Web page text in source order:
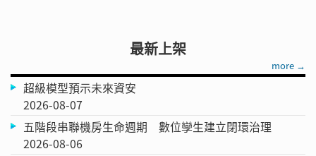
最新上架
more →
超級模型預示未來資安
2026-08-07
五階段串聯機房生命週期 數位孿生建立閉環治理
2026-08-06